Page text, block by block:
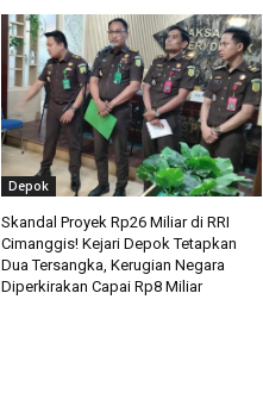
Depok
Skandal Proyek Rp26 Miliar di RRI
Cimanggis! Kejari Depok Tetapkan
Dua Tersangka, Kerugian Negara
Diperkirakan Capai Rp8 Miliar